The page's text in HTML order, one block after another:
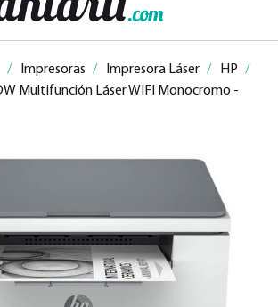
/ Impresoras / Impresora Láser / HP /
Multifunción Láser WIFI Monocromo -